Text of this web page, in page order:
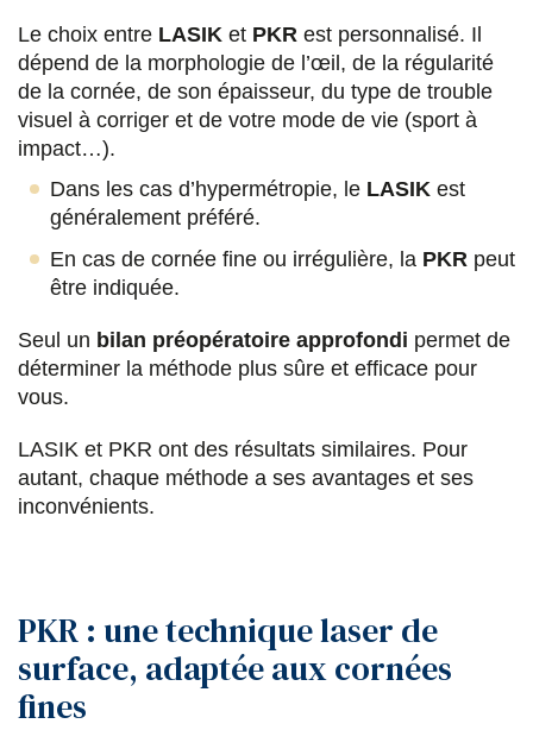
Le choix entre LASIK et PKR est personnalisé. Il
dépend de la morphologie de l’œil, de la régularité
de la cornée, de son épaisseur, du type de trouble
visuel à corriger et de votre mode de vie (sport à
impact…).
Dans les cas d’hypermétropie, le LASIK est
généralement préféré.
En cas de cornée fine ou irrégulière, la PKR peut
être indiquée.
Seul un bilan préopératoire approfondi permet de
déterminer la méthode plus sûre et efficace pour
vous.
LASIK et PKR ont des résultats similaires. Pour
autant, chaque méthode a ses avantages et ses
inconvénients.
PKR : une technique laser de
surface, adaptée aux cornées
fines